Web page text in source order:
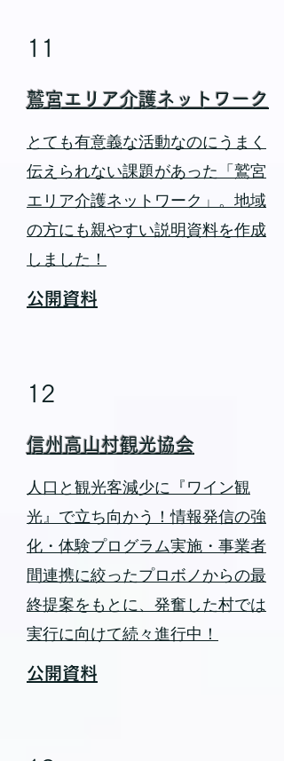
11
鷲宮エリア介護ネットワーク
とても有意義な活動なのにうまく
伝えられない課題があった「鷲宮
エリア介護ネットワーク」。地域
の方にも親やすい説明資料を作成
しました！
公開資料
12
信州高山村観光協会
人口と観光客減少に『ワイン観
光』で立ち向かう！情報発信の強
化・体験プログラム実施・事業者
間連携に絞ったプロボノからの最
終提案をもとに、発奮した村では
実行に向けて続々進行中！
公開資料